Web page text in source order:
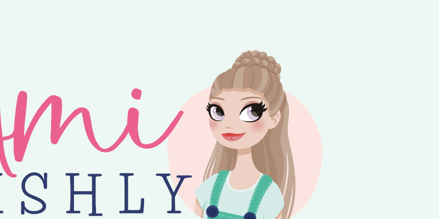
ontvang je 25% korting op alle losse Amilishly patronen bij een minimale besteding van €10,-. Geldig tot en met